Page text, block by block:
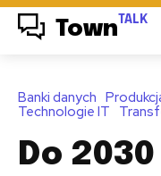
Town TALK
Banki danych
Technologie IT
Do